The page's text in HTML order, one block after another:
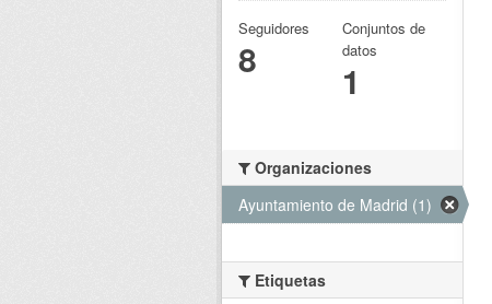
Seguidores
8
Conjuntos de
datos
1
Organizaciones
Ayuntamiento de Madrid (1)
Etiquetas